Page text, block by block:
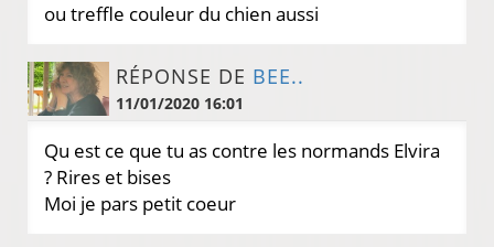
ou treffle couleur du chien aussi
RÉPONSE DE BEE..
11/01/2020 16:01
Qu est ce que tu as contre les normands Elvira
? Rires et bises
Moi je pars petit coeur